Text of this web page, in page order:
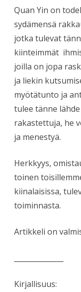
Quan Yin on
sydämensä
jotka tulevat
kiinteimmät
joilla on jopa
ja liekin
myötätunto ja
tulee tänne
rakastettuja, he
ja menestyä.
Herkkyys,
toinen
kiinalaisissa,
toiminnasta.
Artikkeli on
Kirjallisuus: